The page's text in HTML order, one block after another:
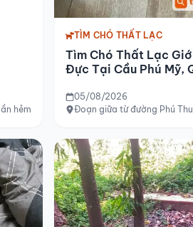
hẻm Phú An 039, gần cầu Ông Cộ, Bình
TÌM CHÓ THẤT LẠC
Tìm Chó Thất Lạc
Đực Tại Cầu Phú Mỹ,
05/08/2026
Đoạn giữa từ đường Phú